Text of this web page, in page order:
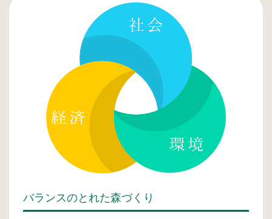
バランスのとれた森づくり